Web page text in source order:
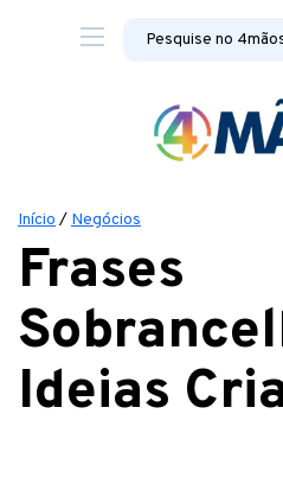
Início / Negócios
Frases
Ideias